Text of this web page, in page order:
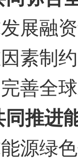
展融
素制
善全
同推进
源绿